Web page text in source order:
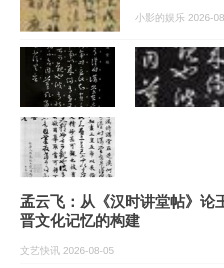
小影的娱乐 2026-
孟云飞：从《汉时讲堂帖》论
晋文化记忆的构建
文艺快讯 2026-08-05